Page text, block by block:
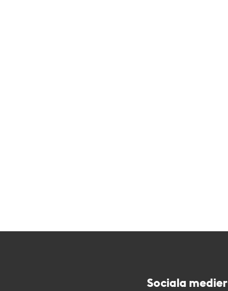
Sociala medier